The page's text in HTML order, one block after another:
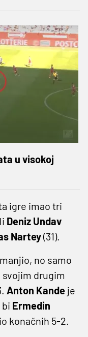
u visokoj
igre imao tri
Deniz Undav
Nartey(31).
no samo
svojim drugim
Anton Kande je
bi Ermedin
konačnih 5-2.